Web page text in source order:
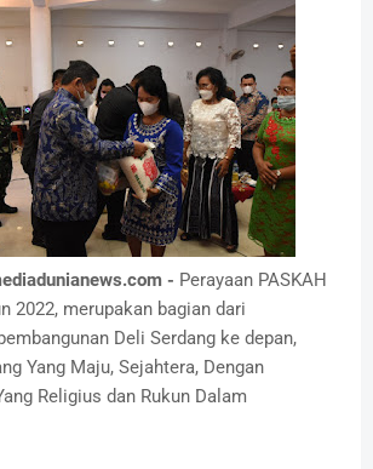
- Perayaan PASKAH
2022, merupakan bagian dari
Deli Serdang ke depan,
Yang Maju, Sejahtera, Dengan
Religius dan Rukun Dalam